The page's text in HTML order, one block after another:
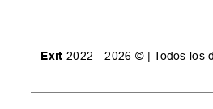
Exit 2022 - 2026 © | Todos los